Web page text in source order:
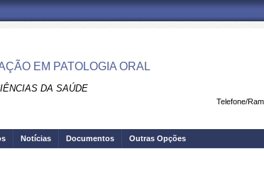
EM PATOLOGIA ORAL
DA SAÚDE
Telefone/
Notícias Documentos Outras Opções